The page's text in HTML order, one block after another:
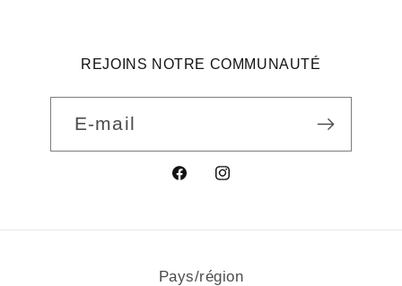
REJOINS NOTRE COMMUNAUTÉ
E-mail
FacebookInstagram
Pays/région